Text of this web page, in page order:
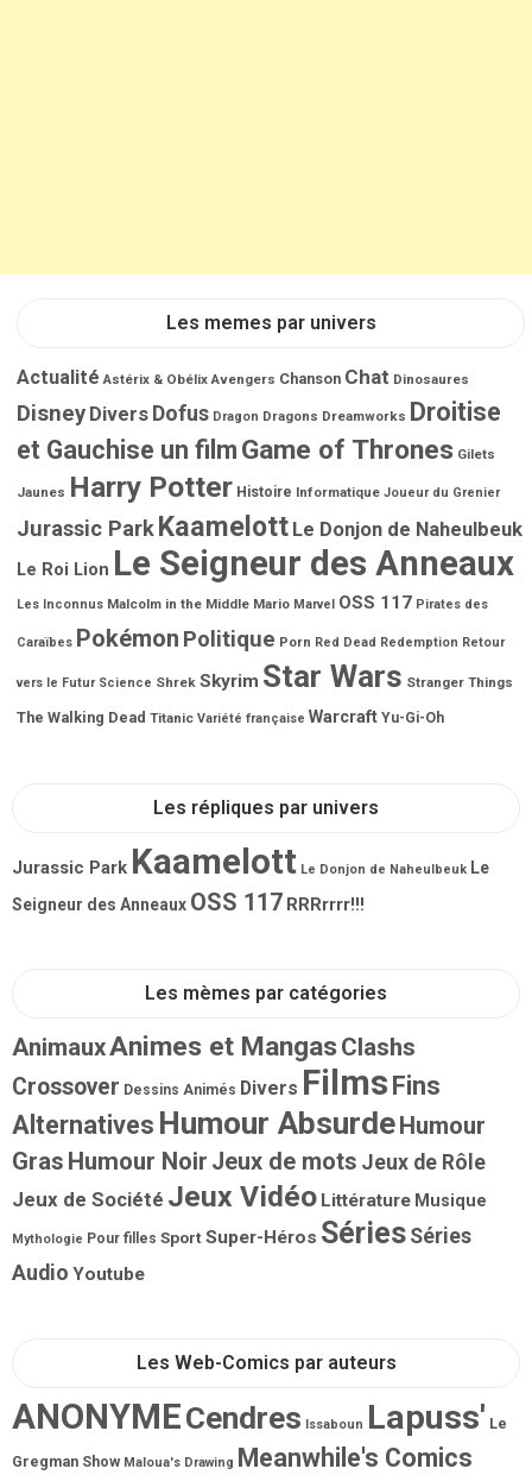
Les memes par univers
Actualité Astérix & Obélix Avengers Chanson Chat Dinosaures
Disney Divers Dofus Dragon Dragons Dreamworks Droitise
et Gauchise un film Game of Thrones Gilets
Jaunes Harry Potter Histoire Informatique Joueur du Grenier
Jurassic ParkKaamelott Le Donjon de Naheulbeuk
Le Roi Lion Le Seigneur des Anneaux
Les Inconnus Malcolm in the Middle Mario Marvel OSS 117 Pirates des
Caraïbes Pokémon Politique Porn Red Dead Redemption Retour
vers le Futur Science Shrek Skyrim Star Wars Stranger Things
The Walking Dead Titanic Variété française Warcraft Yu-Gi-Oh
Les répliques par univers
Jurassic Park Kaamelott Le Donjon de Naheulbeuk Le
Seigneur des Anneaux OSS 117 RRRrrrr!!!
Les mèmes par catégories
AnimauxAnimes et MangasClashs
Crossover Dessins Animés Divers Films Fins
Alternatives Humour AbsurdeHumour
Gras Humour Noir Jeux de mots Jeux de Rôle
Jeux de Société Jeux Vidéo Littérature Musique
Mythologie Pour filles SportSuper-Héros Séries Séries
Audio Youtube
Les Web-Comics par auteurs
ANONYMECendres Issaboun Lapuss' Le
Gregman Show Maloua's Drawing Meanwhile's Comics